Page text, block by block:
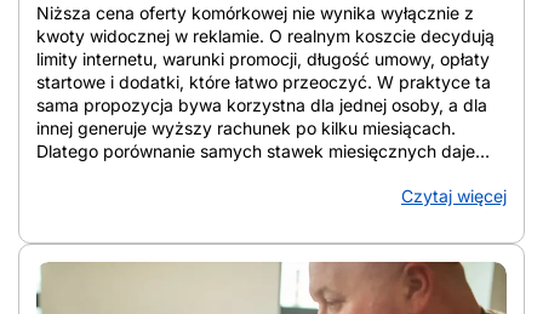
Niższa cena oferty komórkowej nie wynika wyłącznie z
kwoty widocznej w reklamie. O realnym koszcie decydują
limity internetu, warunki promocji, długość umowy, opłaty
startowe i dodatki, które łatwo przeoczyć. W praktyce ta
sama propozycja bywa korzystna dla jednej osoby, a dla
innej generuje wyższy rachunek po kilku miesiącach.
Dlatego porównanie samych stawek miesięcznych daje
oferty najmocniej wpływają na cenę, jak liczyć koszt
zwracać uwagę przy analizie warunków. Tak łatwiej
ocenić, która oferta faktycznie ogranicza wydatki, a która
tylko dobrze wygląda na starcie. Z artykułu dowiesz się:
Czytaj więcej